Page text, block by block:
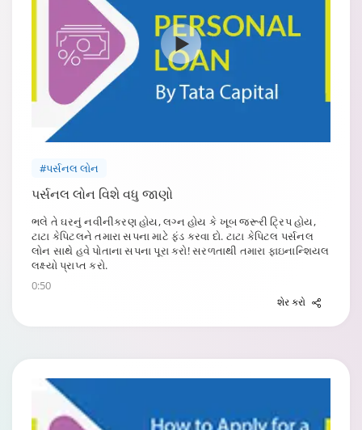
#પર્સનલ લોન
પર્સનલ લોન વિશે વધુ જાણો
ભલે તે ઘરનું નવીનીકરણ હોય, લગ્ન હોય કે ખૂબ જરૂરી ટ્રિપ હોય,
ટાટા કેપિટલને તમારા સપના માટે ફંડ કરવા દો. ટાટા કેપિટલ પર્સનલ
લોન સાથે હવે પોતાના સપના પૂરા કરો! સરળતાથી તમારા ફાઇનાન્શિયલ
લક્ષ્યો પ્રાપ્ત કરો.
0:50
શેર કરો